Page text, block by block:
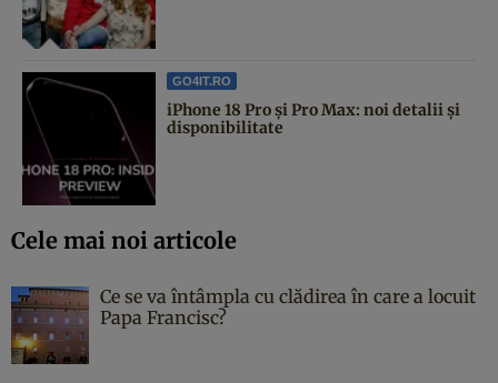
GO4IT.RO
iPhone 18 Pro și Pro Max: noi detalii și
disponibilitate
Cele mai noi articole
Ce se va întâmpla cu clădirea în care a locuit
Papa Francisc?